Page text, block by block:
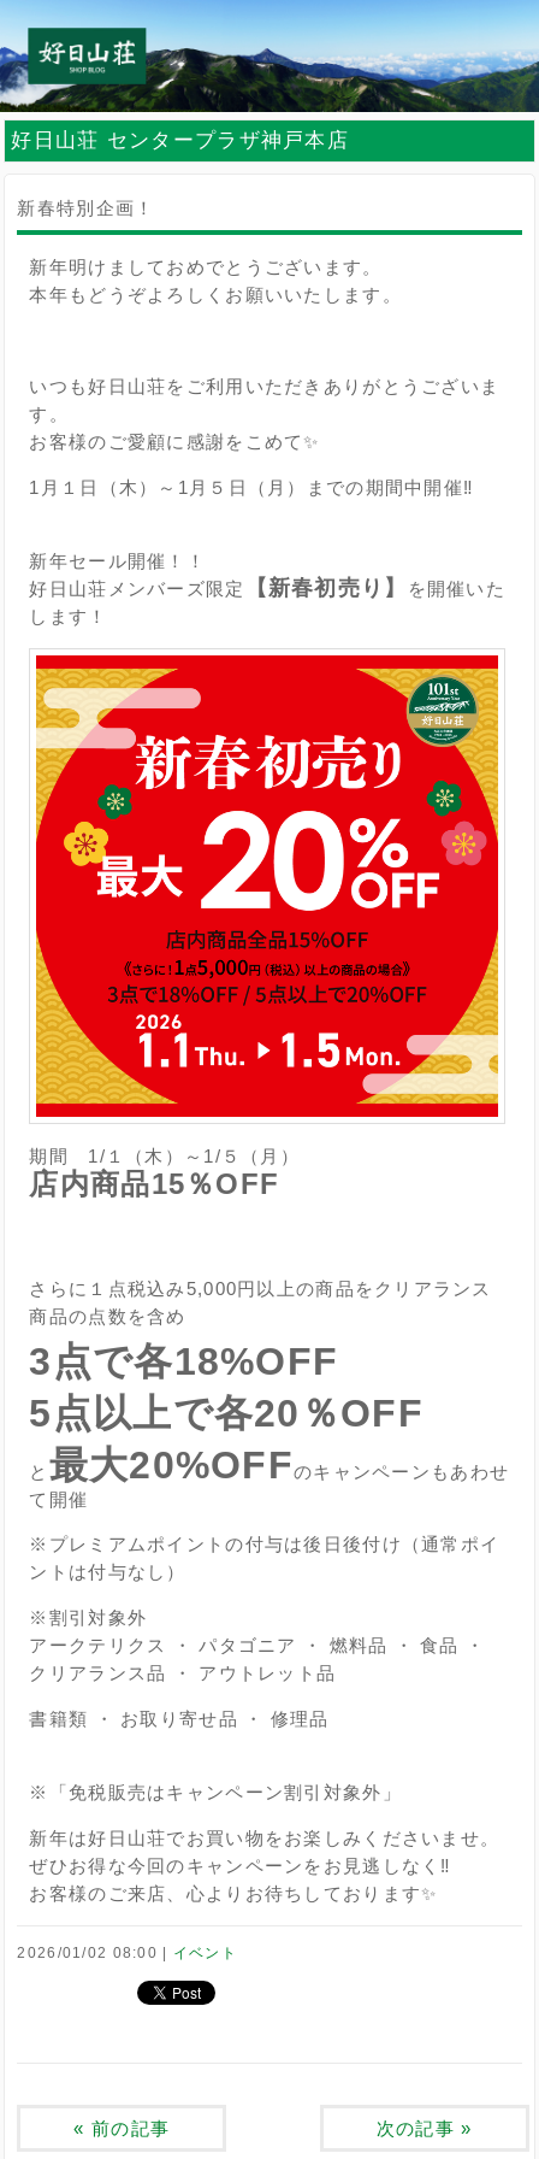
好日山荘 センタープラザ神戸本店
新春特別企画！
新年明けましておめでとうございます。
本年もどうぞよろしくお願いいたします。
いつも好日山荘をご利用いただきありがとうございま
す。
お客様のご愛顧に感謝をこめて✨
1月１日（木）～1月５日（月）までの期間中開催‼️
新年セール開催！！
好日山荘メンバーズ限定
【新春初売り】
を開催いた
します！
期間 1/１（木）～1/５（月）
店内商品15％OFF
さらに１点税込み5,000円以上の商品をクリアランス
商品の点数を含め
3点で各18%OFF
5点以上で各20％OFF
と 最大20%OFFのキャンペーンもあわせ
て開催
※プレミアムポイントの付与は後日後付け（通常ポイ
ントは付与なし）
※割引対象外
アークテリクス ・ パタゴニア ・ 燃料品 ・ 食品 ・
クリアランス品 ・ アウトレット品
書籍類 ・ お取り寄せ品 ・ 修理品
※「免税販売はキャンペーン割引対象外」
新年は好日山荘でお買い物をお楽しみくださいませ。
ぜひお得な今回のキャンペーンをお見逃しなく‼️
お客様のご来店、心よりお待ちしております✨
2026/01/02 08:00 イベント
« 前の記事 次の記事 »